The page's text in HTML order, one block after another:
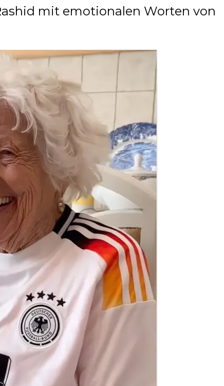
mit emotionalen Worten von